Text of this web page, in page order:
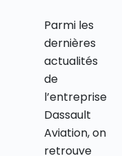
Parmi les
dernières
actualités
de
l’entreprise
Dassault
Aviation, on
retrouve